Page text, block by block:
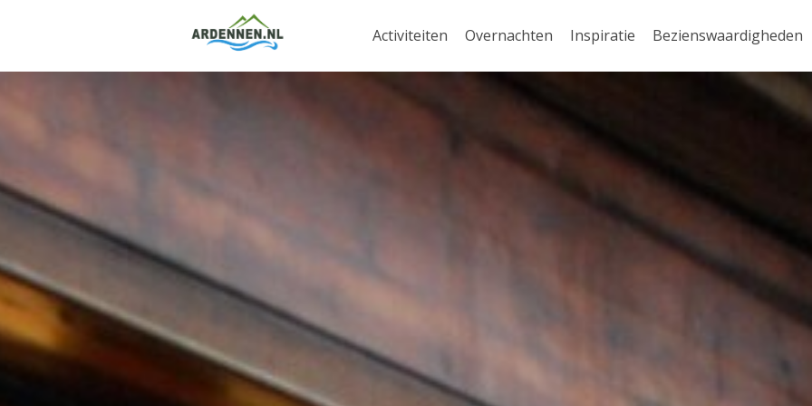
Activiteiten Overnachten Inspiratie Bezienswaardigheden